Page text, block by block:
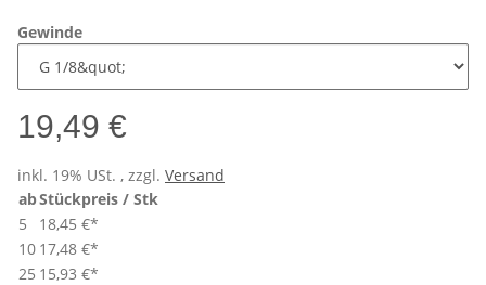
Gewinde
19,49 €
inkl. 19% USt. , zzgl. Versand
abStückpreis / Stk
5
18,45 €*
10 17,48 €*
25 15,93 €*